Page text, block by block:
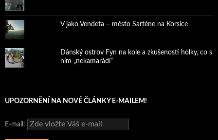
V jako Vendeta – město Sartène na Korsice
Dánský ostrov Fyn na kole a zkušenosti holky, co s
ním „nekamarádí“
UPOZORNĚNÍ NA NOVÉ ČLÁNKY E-MAILEM!
E-mail: